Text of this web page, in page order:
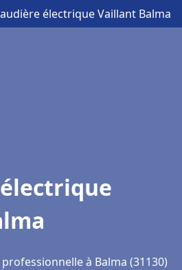
électrique Vaillant Balma
à Balma (31130)